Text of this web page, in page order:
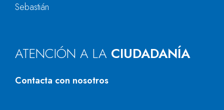
Sebastián
ATENCIÓN A LA CIUDADANÍA
Contacta con nosotros